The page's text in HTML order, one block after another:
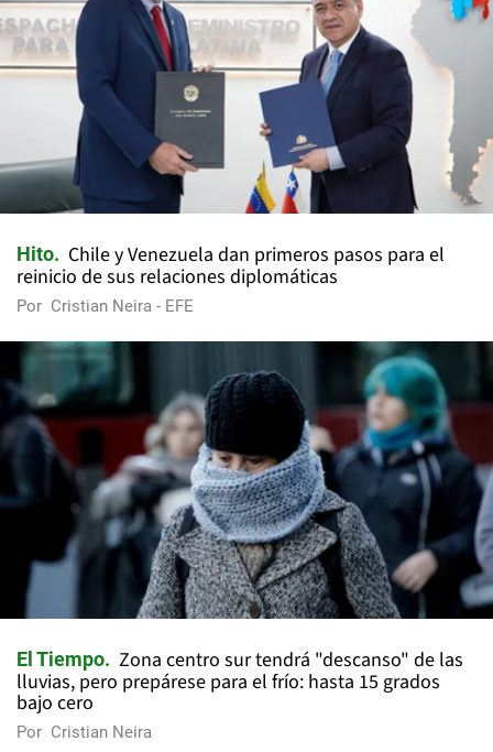
Hito
Chile y Venezuela dan primeros pasos para el
reinicio de sus relaciones diplomáticas
Por Cristian Neira - EFE
El Tiempo
Zona centro sur tendrá "descanso" de las
lluvias, pero prepárese para el frío: hasta 15 grados
bajo cero
Por Cristian Neira